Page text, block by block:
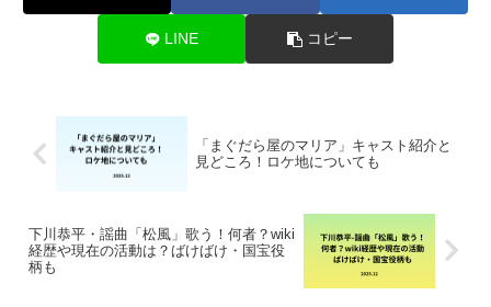
LINE コピー
「まぐだら屋のマリア」キャスト紹介と
見どころ！ロケ地についても
下川恭平・謡曲「松風」歌う！何者？wiki
経歴や現在の活動は？ばけばけ・国宝役
柄も